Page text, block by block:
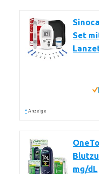
Set
* Anzeige
mg/dL